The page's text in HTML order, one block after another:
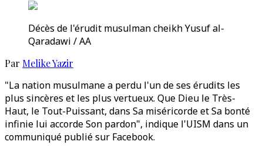
Décès de l'érudit musulman cheikh Yusuf al-
Qaradawi / AA
Par Melike Yazir
"La nation musulmane a perdu l'un de ses érudits les
plus sincères et les plus vertueux. Que Dieu le Très-
Haut, le Tout-Puissant, dans Sa miséricorde et Sa bonté
infinie lui accorde Son pardon", indique l'UISM dans un
communiqué publié sur Facebook.